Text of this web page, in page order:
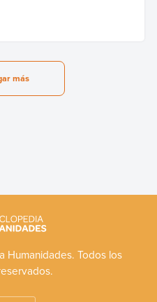
más
Todos los